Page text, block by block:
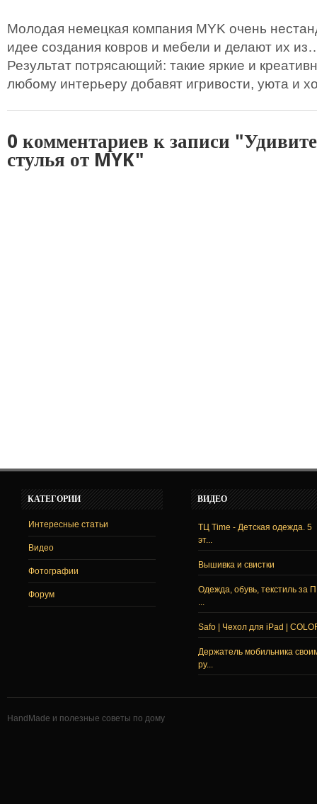
Молодая немецкая компания MYK очень
идее создания ковров и мебели и делают их
Результат потрясающий: такие яркие и
любому интерьеру добавят игривости, уюта и
0 комментариев к записи
стулья от MYK"
КАТЕГОРИИ
Интересные статьи
Видео
Фотографии
Форум
ВИДЕО
ТЦ Time - Детская одежда. 5
эт...
Вышивка и свистки
Одежда, обувь, текстиль за
...
Safo | Чехол для iPad |
Держатель мобильника
ру...
HandMade и полезные советы по дому